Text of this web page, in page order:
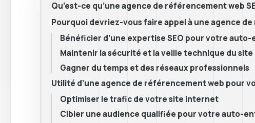
Qu’est-ce qu’une agence de référencement web
Pourquoi devriez-vous faire appel à une agence
Bénéficier d’une expertise SEO pour votre
Maintenir la sécurité et la veille technique du
Gagner du temps et des réseaux professionnels
Utilité d’une agence de référencement web pour
Optimiser le trafic de votre site internet
Cibler une audience qualifiée pour votre auto-